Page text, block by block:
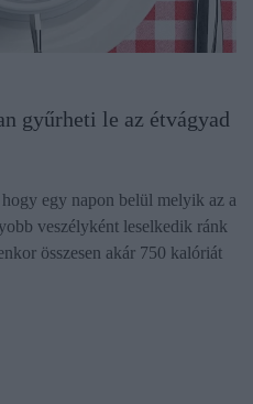
gyűrheti le az étvágyad
egy napon belül melyik az a
veszélyként leselkedik ránk
összesen akár 750 kalóriát